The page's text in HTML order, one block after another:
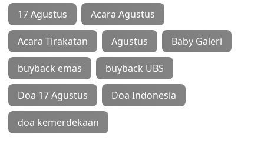
17 Agustus Acara Agustus
Acara Tirakatan Agustus Baby Galeri
buyback emas buyback UBS
Doa 17 Agustus Doa Indonesia
doa kemerdekaan